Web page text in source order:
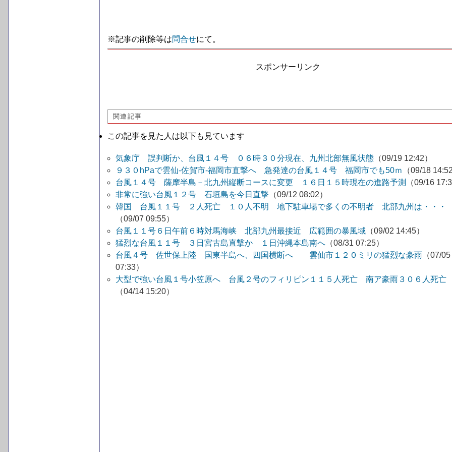
※記事の削除等は問合せにて。
スポンサーリンク
関連記事
この記事を見た人は以下も見ています
気象庁 誤判断か、台風１４号 ０６時３０分現在、九州北部無風状態 （09/19 12:42）
９３０hPaで雲仙-佐賀市-福岡市直撃へ 急発達の台風１４号 福岡市でも50ｍ
（09/18 14:52
台風１４号 薩摩半島－北九州縦断コースに変更 １６日１５時現在の進路予測
（09/16
非常に強い台風１２号 石垣島を今日直撃 （09/12 08:02）
韓国 台風１１号 ２人死亡 １０人不明 地下駐車場で多くの不明者 北部九州は・・・
（09/07 09:55）
台風１１号６日午前６時対馬海峡 北部九州最接近 広範囲の暴風域 （09/02 14:45）
猛烈な台風１１号 ３日宮古島直撃か １日沖縄本島南へ （08/31 07:25）
台風４号 佐世保上陸 国東半島へ、四国横断へ 雲仙市１２０ミリの猛烈な豪雨 （07/05
07:33）
大型で強い台風１号小笠原へ 台風２号のフィリピン１１５人死亡 南ア豪雨３０６人死亡
（04/14 15:20）